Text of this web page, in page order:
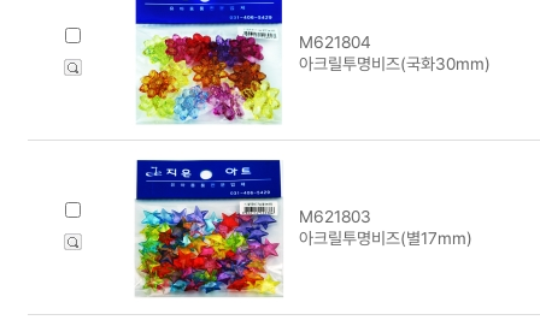
M621804
아크릴투명비즈(국화30mm)
M621803
아크릴투명비즈(별17mm)